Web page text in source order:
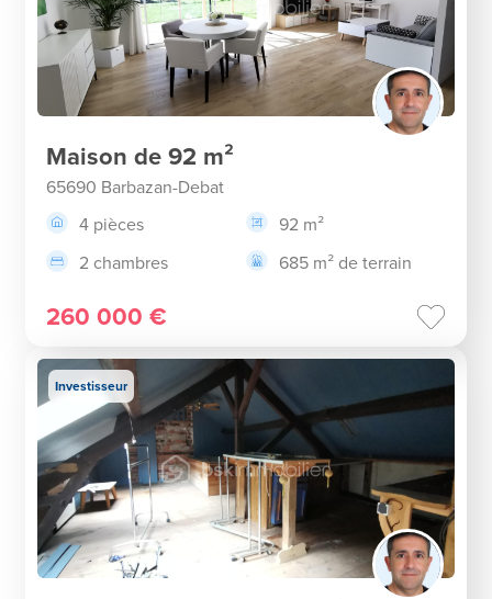
Maison de 92 m²
65690 Barbazan-Debat
4 pièces
92 m²
2 chambres
685 m² de terrain
260 000 €
Investisseur